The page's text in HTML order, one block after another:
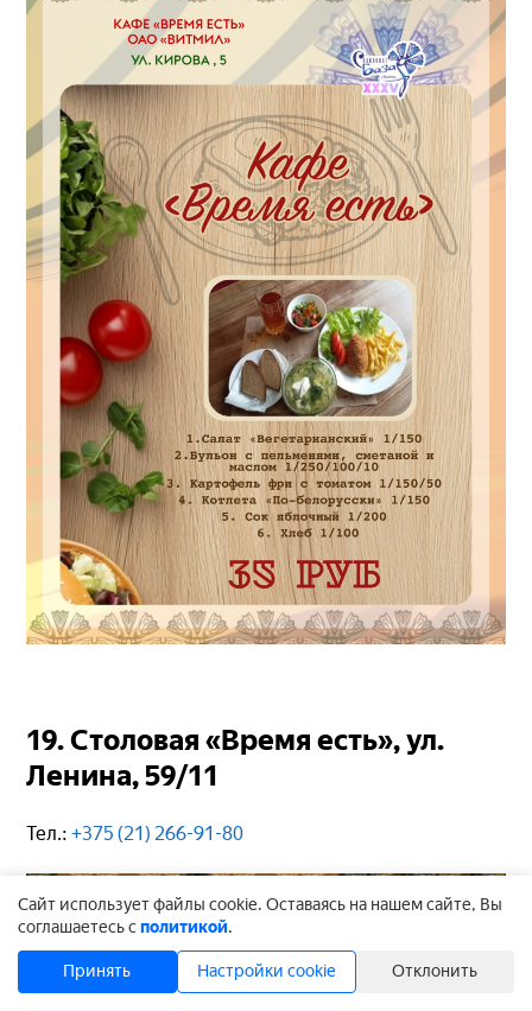
19. Столовая «Время есть», ул.
Ленина, 59/11
Тел.:+375 (21) 266-91-80
Cайт использует файлы cookie. Оставаясь на нашем сайте, Вы
соглашаетесь сполитикой.
Принять Настройки cookie Отклонить